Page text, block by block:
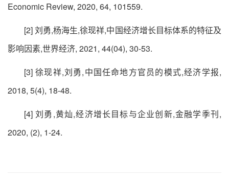
Economic Review, 2020, 64, 101559.
[2] 刘勇,杨海生,徐现祥,中国经济增长目标体系的特征及
影响因素,世界经济, 2021, 44(04), 30-53.
[3] 徐现祥,刘勇,中国任命地方官员的模式,经济学报,
2018, 5(4), 18-48.
[4] 刘勇,黄灿,经济增长目标与企业创新,金融学季刊,
2020, (2), 1-24.